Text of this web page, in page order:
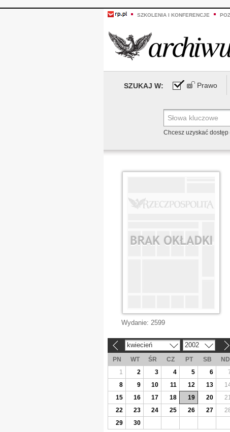
SZKOLENIA I KONFERENCJE
SZUKAJ W: Prawo
Chcesz uzyskać
Wydanie: 2599
kwiecień 2002
PN WT ŚR CZ PT SB
ND
1
2 3 4 5 6
8
9 10 11 12 13
15
16 17 18 19 20
21
22
23 24 25 26 27
29
30